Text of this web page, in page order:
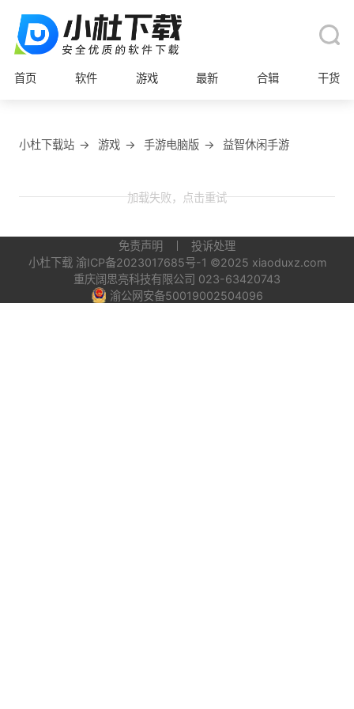
首页 软件 游戏 最新 合辑 干货
小杜下载站 → 游戏 → 手游电脑版 → 益智休闲手游
加载失败，点击重试
免责声明
投诉处理
小杜下载 渝ICP备2023017685号-1 ©2025 xiaoduxz.com
重庆阔思亮科技有限公司 023-63420743
渝公网安备50019002504096